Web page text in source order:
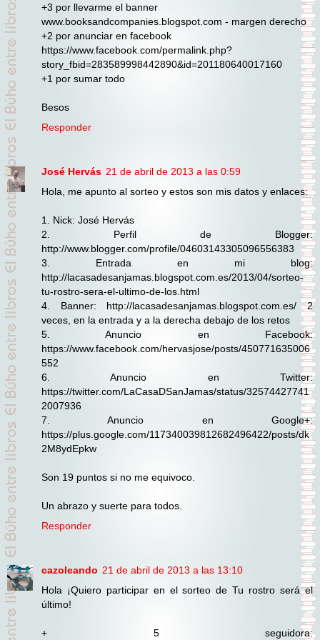
+3 por llevarme el banner
www.booksandcompanies.blogspot.com - margen derecho
+2 por anunciar en facebook
https://www.facebook.com/permalink.php?
story_fbid=283589998442890&id=201180640017160
+1 por sumar todo
Besos
Responder
José Hervás 21 de abril de 2013 a las 0:59
Hola, me apunto al sorteo y estos son mis datos y enlaces:
1. Nick: José Hervás
2. Perfil de Blogger:
http://www.blogger.com/profile/04603143305096556383
3. Entrada en mi blog:
http://lacasadesanjamas.blogspot.com.es/2013/04/sorteo-
tu-rostro-sera-el-ultimo-de-los.html
4. Banner: http://lacasadesanjamas.blogspot.com.es/ 2
veces, en la entrada y a la derecha debajo de los retos
5. Anuncio en Facebook:
https://www.facebook.com/hervasjose/posts/450771635006
552
6. Anuncio en Twitter:
https://twitter.com/LaCasaDSanJamas/status/32574427741
2007936
7. Anuncio en Google+:
https://plus.google.com/117340039812682496422/posts/dk
2M8ydEpkw
Son 19 puntos si no me equivoco.
Un abrazo y suerte para todos.
Responder
cazoleando 21 de abril de 2013 a las 13:10
Hola ¡Quiero participar en el sorteo de Tu rostro será el
último!
+ 5 seguidora: